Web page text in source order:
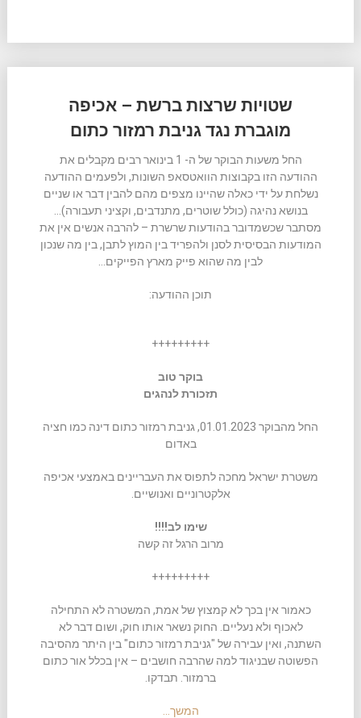
שטויות שרצות ברשת – אכיפה
מוגברת נגד גניבת רמזור כתום
החל משעות הבוקר של ה- 1 בינואר רבים מקבלים את
ההודעה הזו בקבוצות הוואטסאפ השונות, ולפעמים ההודעה
נשלחת על ידי כאלה שהיינו מצפים מהם להבין דבר או שניים
בנושא נהיגה (כולל שוטרים, מתנדבים, וקציני תעבורה)…
מסתבר שכשמדובר בהודעות שרשרת – להרבה אנשים אין את
המודעות הבסיסית לסנן ולהפריד בין המוץ לתבן, בין מה שנכון
לבין מה שהוא פייק מארץ הפייקים…
תוכן ההודעה:
+++++++++
בוקר טוב
תזכורת לנהגים
החל מהבוקר 01.01.2023, גניבת רמזור כתום דינה כמו חציה
באדום
משטרת ישראל מחכה לתפוס את העבריינים באמצעי אכיפה
אלקטרוניים ואנושיים.
שימו לב‼️‼️
מרוב הרגל זה קשה
+++++++++
כאמור אין בכך לא קמצוץ של אמת, המשטרה לא התחילה
לאכוף ולא נעליים. החוק נשאר אותו חוק, ושום דבר לא
השתנה, ואין עבירה של "גניבת רמזור כתום" בין היתר מהסיבה
הפשוטה שבניגוד למה שהרבה חושבים – אין בכלל אור כתום
ברמזור. תבדקו.
המשך…